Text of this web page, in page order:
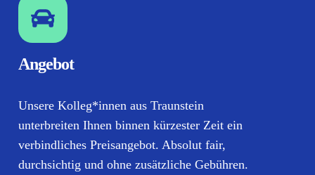
Angebot
Unsere Kolleg*innen aus Traunstein
unterbreiten Ihnen binnen kürzester Zeit ein
verbindliches Preisangebot. Absolut fair,
durchsichtig und ohne zusätzliche Gebühren.